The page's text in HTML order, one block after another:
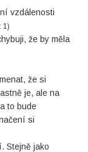
vzdálenosti
1)
že by měla
že si
je, ale na
to bude
si
Stejně jako